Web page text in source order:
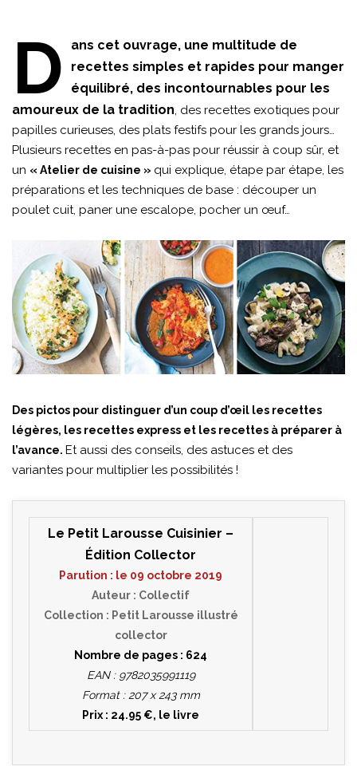
D
ans cet ouvrage, une multitude de
recettes simples et rapides pour manger
équilibré, des incontournables pour les
amoureux de la tradition, des recettes exotiques pour
papilles curieuses, des plats festifs pour les grands jours…
Plusieurs recettes en pas-à-pas pour réussir à coup sûr, et
un « Atelier de cuisine » qui explique, étape par étape, les
préparations et les techniques de base : découper un
poulet cuit, paner une escalope, pocher un œuf…
Des pictos pour distinguer d’un coup d’œil les recettes
légères, les recettes express et les recettes à préparer à
l’avance. Et aussi des conseils, des astuces et des
variantes pour multiplier les possibilités !
Le Petit Larousse Cuisinier –
Édition Collector
Parution : le 09 octobre 2019
Auteur : Collectif
Collection : Petit Larousse illustré
collector
Nombre de pages : 624
EAN : 9782035991119
Format : 207 x 243 mm
Prix : 24.95 €, le livre